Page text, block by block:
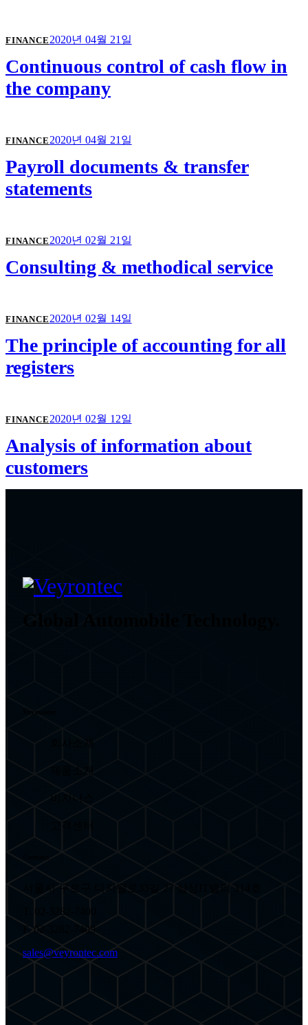
FINANCE 2020년 04월 21일
Continuous control of cash flow in
the company
FINANCE 2020년 04월 21일
Payroll documents & transfer
statements
FINANCE 2020년 02월 21일
Consulting & methodical service
FINANCE 2020년 02월 14일
The principle of accounting for all
registers
FINANCE 2020년 02월 12일
Analysis of information about
customers
서울시 구로구 디지털로33길 27 삼성IT밸리 314호
T. 02-3282-7400
F. 02-3282-7409
sales@veyrontec.com